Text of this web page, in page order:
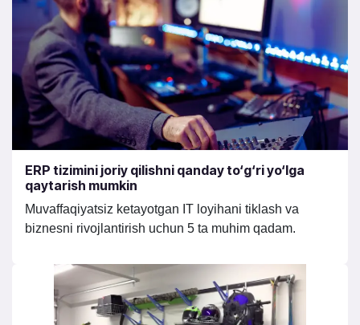
ERP tizimini joriy qilishni qanday to‘g‘ri yo‘lga
qaytarish mumkin
Muvaffaqiyatsiz ketayotgan IT loyihani tiklash va
biznesni rivojlantirish uchun 5 ta muhim qadam.